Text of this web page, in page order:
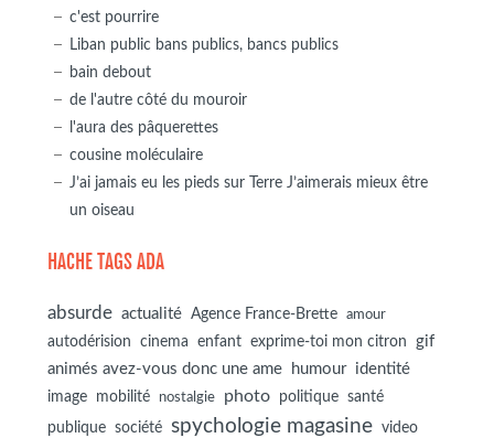
c'est pourrire
Liban public bans publics, bancs publics
bain debout
de l'autre côté du mouroir
l'aura des pâquerettes
cousine moléculaire
J’ai jamais eu les pieds sur Terre J’aimerais mieux être
un oiseau
HACHE TAGS ADA
absurde actualité Agence France-Brette amour
autodérision cinema enfant exprime-toi mon citron
gif
animés avez-vous donc une ame
humour identité
image mobilité nostalgie photo politique
santé
publique
société spychologie magasine video